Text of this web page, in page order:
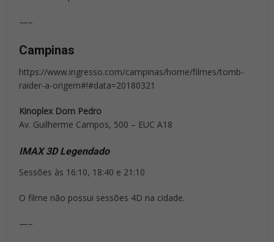
—–
Campinas
https://www.ingresso.com/campinas/home/filmes/tomb-
raider-a-origem#!#data=20180321
Kinoplex Dom Pedro
Av. Guilherme Campos, 500 – EUC A18
IMAX 3D Legendado
Sessões às 16:10, 18:40 e 21:10
O filme não possui sessões 4D na cidade.
—–